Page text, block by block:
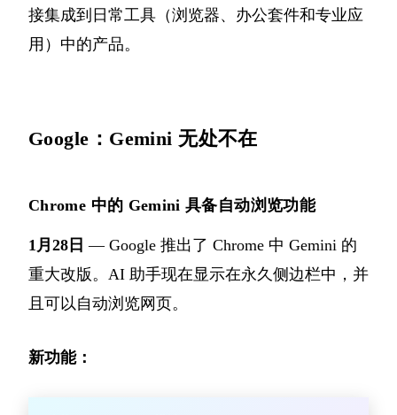
接集成到日常工具（浏览器、办公套件和专业应
用）中的产品。
Google：Gemini 无处不在
Chrome 中的 Gemini 具备自动浏览功能
1月28日 — Google 推出了 Chrome 中 Gemini 的
重大改版。AI 助手现在显示在永久侧边栏中，并
且可以自动浏览网页。
新功能：